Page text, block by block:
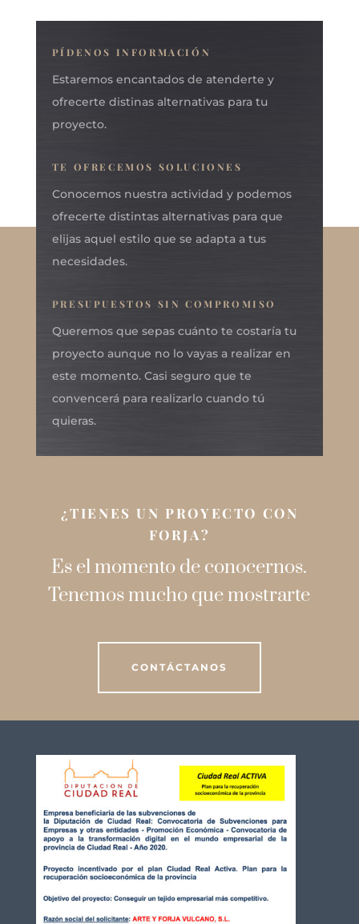
PÍDENOS INFORMACIÓN
Estaremos encantados de atenderte y
ofrecerte distinas alternativas para tu
proyecto.
TE OFRECEMOS SOLUCIONES
Conocemos nuestra actividad y podemos
ofrecerte distintas alternativas para que
elijas aquel estilo que se adapta a tus
necesidades.
PRESUPUESTOS SIN COMPROMISO
Queremos que sepas cuánto te costaría tu
proyecto aunque no lo vayas a realizar en
este momento. Casi seguro que te
convencerá para realizarlo cuando tú
quieras.
¿TIENES UN PROYECTO CON
FORJA?
Es el momento de conocernos.
Tenemos mucho que mostrarte
CONTÁCTANOS